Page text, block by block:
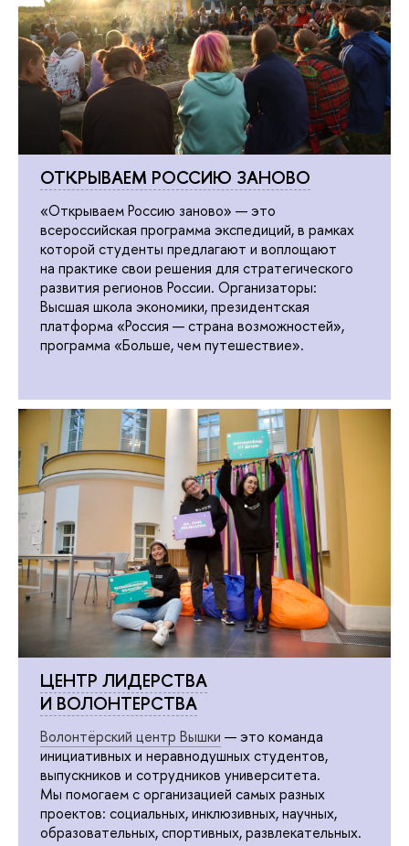
ОТКРЫВАЕМ РОССИЮ ЗАНОВО
«Открываем Россию заново» — это
всероссийская программа экспедиций, в рамках
которой студенты предлагают и воплощают
на практике свои решения для стратегического
развития регионов России. Организаторы:
Высшая школа экономики, президентская
платформа «Россия — страна возможностей»,
программа «Больше, чем путешествие».
ЦЕНТР ЛИДЕРСТВА
И ВОЛОНТЕРСТВА
Волонтёрский центр Вышки — это команда
инициативных и неравнодушных студентов,
выпускников и сотрудников университета.
Мы помогаем с организацией самых разных
проектов: социальных, инклюзивных, научных,
образовательных, спортивных, развлекательных.